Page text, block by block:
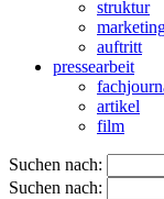
struktur
auftritt
pressearbeit
artikel
film
Suchen nach:
Suchen nach: